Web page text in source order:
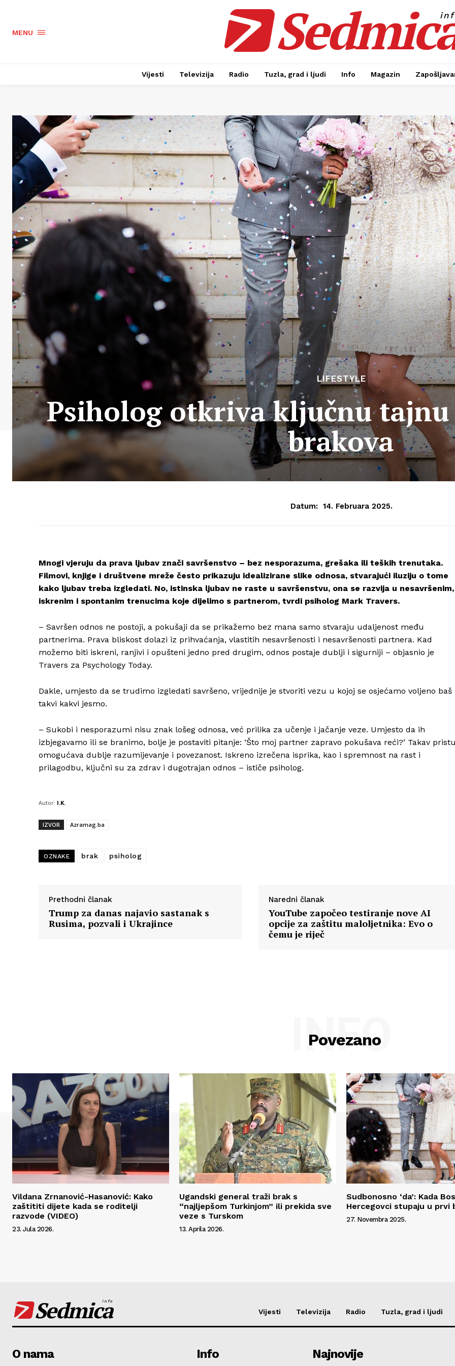
Info
MENU
Vijesti Televizija Radio Tuzla, grad i ljudi Info Magazin
LIFESTYLE
Psiholog otkriva ključnu
brakova
Datum: 14. Februara 2025.
Mnogi vjeruju da prava ljubav znači savršenstvo – bez nesporazuma, grešaka ili teških trenutaka.
Filmovi, knjige i društvene mreže često prikazuju idealizirane slike odnosa, stvarajući iluziju o tome
kako ljubav treba izgledati. No, istinska ljubav ne raste u savršenstvu, ona se razvija u nesavršenim,
iskrenim i spontanim trenucima koje dijelimo s partnerom, tvrdi psiholog Mark Travers.
– Savršen odnos ne postoji, a pokušaji da se prikažemo bez mana samo stvaraju udaljenost među
partnerima. Prava bliskost dolazi iz prihvaćanja, vlastitih nesavršenosti i nesavršenosti partnera. Kad
možemo biti iskreni, ranjivi i opušteni jedno pred drugim, odnos postaje dublji i sigurniji – objasnio je
Travers za Psychology Today.
Dakle, umjesto da se trudimo izgledati savršeno, vrijednije je stvoriti vezu u kojoj se osjećamo voljeno baš
takvi kakvi jesmo.
– Sukobi i nesporazumi nisu znak lošeg odnosa, već prilika za učenje i jačanje veze. Umjesto da ih
izbjegavamo ili se branimo, bolje je postaviti pitanje: ‘Što moj partner zapravo pokušava reći?’ Takav
omogućava dublje razumijevanje i povezanost. Iskreno izrečena isprika, kao i spremnost na rast i
prilagodbu, ključni su za zdrav i dugotrajan odnos – ističe psiholog.
Autor: I.K.
IZVOR Azramag.ba
OZNAKE brak psiholog
Prethodni članak
Trump za danas najavio sastanak s
Rusima, pozvali i Ukrajince
Naredni članak
YouTube započeo testiranje nove AI
opcije za zaštitu maloljetnika: Evo o
čemu je riječ
Povezano
INFO
Vildana Zrnanović-Hasanović: Kako
zaštititi dijete kada se roditelji
razvode (VIDEO)
23. Jula 2026.
Ugandski general traži brak s
“najljepšom Turkinjom” ili prekida sve
veze s Turskom
13. Aprila 2026.
Sudbonosno ‘da’: Kada
Hercegovci stupaju u prvi
27. Novembra 2025.
Sedmica
info
Vijesti Televizija Radio Tuzla, grad i ljudi
O nama Info Najnovije